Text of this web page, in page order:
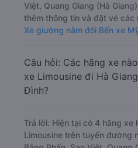
Việt, Quang Giang (Hà
thêm thông tin và đặt vé các
Xe giường nằm đôi Bến xe
Câu hỏi: Các hãng xe
xe Limousine đi Hà
Đình?
Trả lời: Hiện tại có 4 hãng xe
Limousine trên tuyến đường